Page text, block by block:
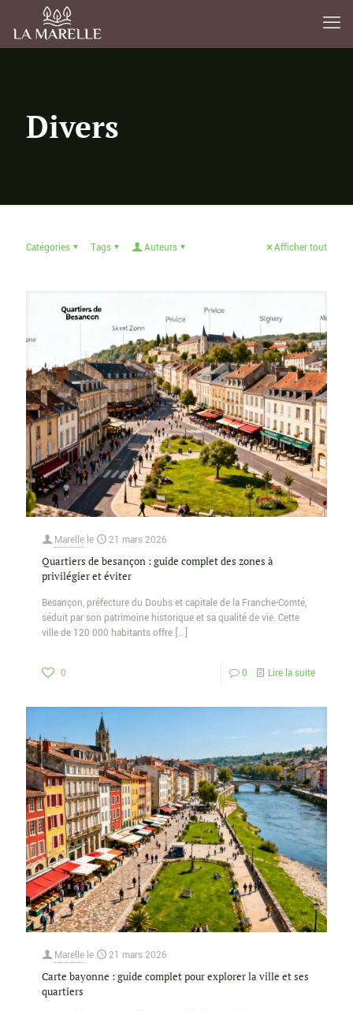
Divers
Catégories Tags Auteurs Afficher tout
Marelle le 21 mars 2026
Quartiers de besançon : guide complet des zones à
privilégier et éviter
Besançon, préfecture du Doubs et capitale de la Franche-Comté,
séduit par son patrimoine historique et sa qualité de vie. Cette
ville de 120 000 habitants offre […]
0 0 Lire la suite
Marelle le 21 mars 2026
Carte bayonne : guide complet pour explorer la ville et ses
quartiers